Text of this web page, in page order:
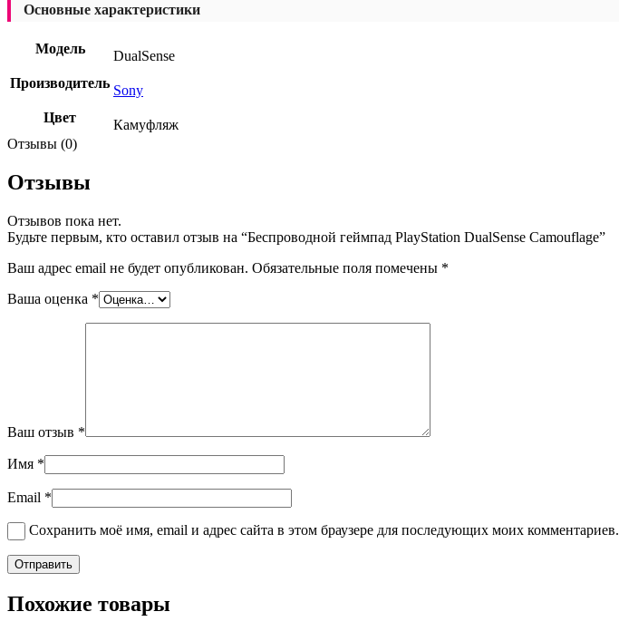
Основные характеристики
Модель
DualSense
Производитель Sony
Цвет
Камуфляж
Отзывы (0)
Отзывы
Отзывов пока нет.
Будьте первым, кто оставил отзыв на “Беспроводной геймпад PlayStation DualSense Camouflage”
Ваш адрес email не будет опубликован. Обязательные поля помечены *
Ваша оценка *
Ваш отзыв *
Имя *
Email *
Сохранить моё имя, email и адрес сайта в этом браузере для последующих моих комментариев.
Похожие товары